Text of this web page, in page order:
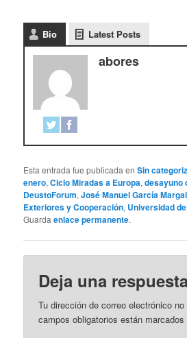
Bio Latest Posts
abores
Esta entrada fue publicada enSin
enero,Ciclo Miradas a Europa,desayuno
DeustoForum,José Manuel García
Exteriores y Cooperación, Universidad
Guardaenlace permanente.
Deja una
Tu dirección de correo electrónico
campos obligatorios están